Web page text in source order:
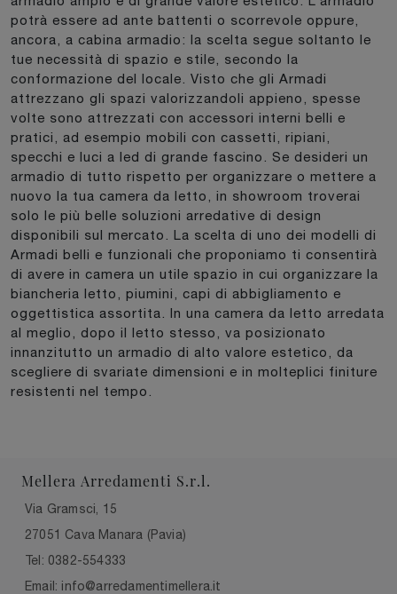
potrà essere ad ante battenti o scorrevole oppure,
ancora, a cabina armadio: la scelta segue soltanto le
tue necessità di spazio e stile, secondo la
conformazione del locale. Visto che gli Armadi
attrezzano gli spazi valorizzandoli appieno, spesse
volte sono attrezzati con accessori interni belli e
pratici, ad esempio mobili con cassetti, ripiani,
specchi e luci a led di grande fascino. Se desideri un
armadio di tutto rispetto per organizzare o mettere a
nuovo la tua camera da letto, in showroom troverai
solo le più belle soluzioni arredative di design
disponibili sul mercato. La scelta di uno dei modelli di
Armadi belli e funzionali che proponiamo ti consentirà
di avere in camera un utile spazio in cui organizzare la
biancheria letto, piumini, capi di abbigliamento e
oggettistica assortita. In una camera da letto arredata
al meglio, dopo il letto stesso, va posizionato
innanzitutto un armadio di alto valore estetico, da
scegliere di svariate dimensioni e in molteplici finiture
resistenti nel tempo.
Mellera Arredamenti S.r.l.
Via Gramsci, 15
27051 Cava Manara (Pavia)
Tel: 0382-554333
Email: info@arredamentimellera.it